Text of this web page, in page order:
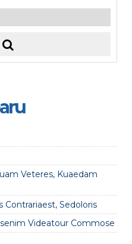
Veteres, Kuaedam
Contrariaest, Sedoloris
Videatour Commose